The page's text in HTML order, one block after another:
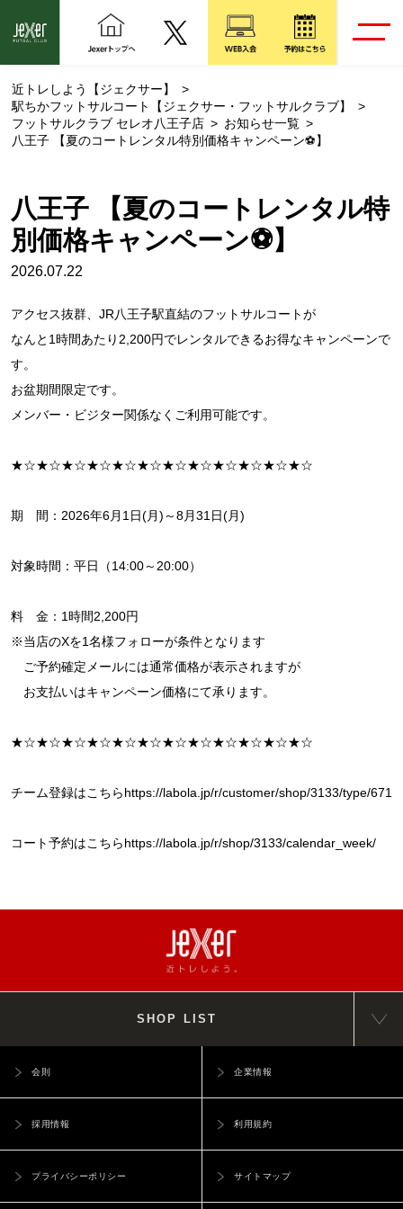
近トレしよう【ジェクサー】
駅ちかフットサルコート【ジェクサー・フットサルクラブ】
フットサルクラブ セレオ八王子店
お知らせ一覧
八王子 【夏のコートレンタル特別価格キャンペーン⚽】
八王子 【夏のコートレンタル特
別価格キャンペーン⚽】
2026.07.22
アクセス抜群、JR八王子駅直結のフットサルコートが
なんと1時間あたり2,200円でレンタルできるお得なキャンペーンで
す。
お盆期間限定です。
メンバー・ビジター関係なくご利用可能です。
★☆★☆★☆★☆★☆★☆★☆★☆★☆★☆★☆★☆
期 間：2026年6月1日(月)～8月31日(月)
対象時間：平日（14:00～20:00）
料 金：1時間2,200円
※当店のXを1名様フォローが条件となります
ご予約確定メールには通常価格が表示されますが
お支払いはキャンペーン価格にて承ります。
★☆★☆★☆★☆★☆★☆★☆★☆★☆★☆★☆★☆
チーム登録はこちらhttps://labola.jp/r/customer/shop/3133/type/671
コート予約はこちらhttps://labola.jp/r/shop/3133/calendar_week/
SHOP LIST
会則 企業情報
採用情報 利用規約
プライバシーポリシー サイトマップ